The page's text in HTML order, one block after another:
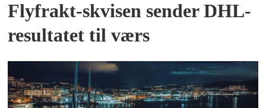
Flyfrakt-skvisen sender DHL-
resultatet til værs